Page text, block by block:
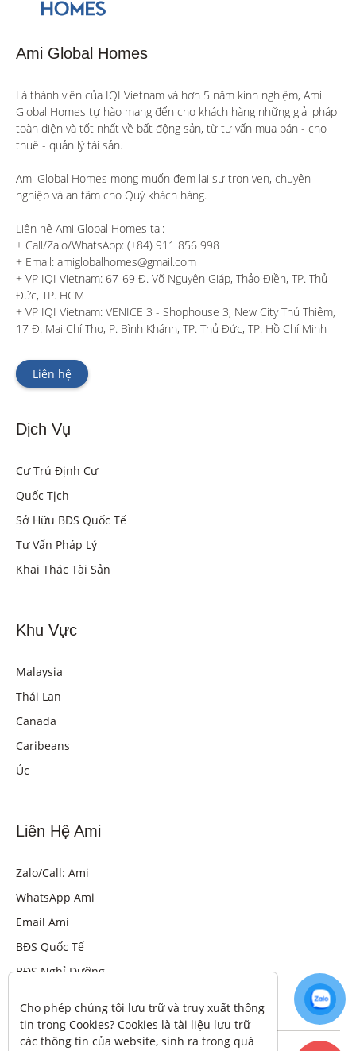
Ami Global Homes
Là thành viên của IQI Vietnam và hơn 5 năm kinh nghiệm, Ami
Global Homes tự hào mang đến cho khách hàng những giải pháp
toàn diện và tốt nhất về bất động sản, từ tư vấn mua bán - cho
thuê - quản lý tài sản.
Ami Global Homes mong muốn đem lại sự trọn vẹn, chuyên
nghiệp và an tâm cho Quý khách hàng.
Liên hệ Ami Global Homes tại:
+ Call/Zalo/WhatsApp: (+84) 911 856 998
+ Email: amiglobalhomes@gmail.com
+ VP IQI Vietnam: 67-69 Đ. Võ Nguyên Giáp, Thảo Điền, TP. Thủ
Đức, TP. HCM
+ VP IQI Vietnam: VENICE 3 - Shophouse 3, New City Thủ Thiêm,
17 Đ. Mai Chí Thọ, P. Bình Khánh, TP. Thủ Đức, TP. Hồ Chí Minh
Liên hệ
Dịch Vụ
Cư Trú Định Cư
Quốc Tịch
Sở Hữu BĐS Quốc Tế
Tư Vấn Pháp Lý
Khai Thác Tài Sản
Khu Vực
Malaysia
Thái Lan
Canada
Caribeans
Úc
Liên Hệ Ami
Zalo/Call: Ami
WhatsApp Ami
Email Ami
BĐS Quốc Tế
BĐS Nghỉ Dưỡng
Cho phép chúng tôi lưu trữ và truy xuất thông
tin trong Cookies? Cookies là tài liệu lưu trữ
các thông tin của website, sinh ra trong quá